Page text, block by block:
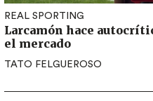
REAL SPORTING
Larcamón hace
el mercado
TATO FELGUEROSO